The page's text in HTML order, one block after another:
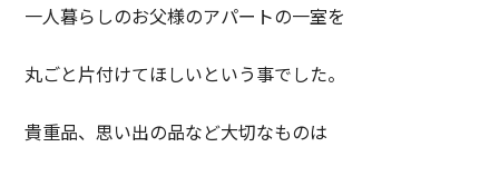
一人暮らしのお父様のアパートの一室を
丸ごと片付けてほしいという事でした。
貴重品、思い出の品など大切なものは